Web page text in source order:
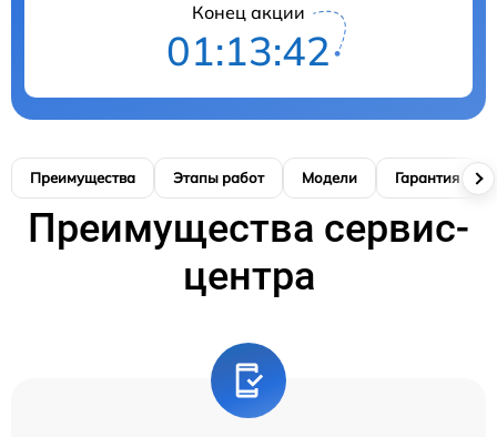
Конец акции
01:13:42
Преимущества Этапы работ Модели Гарантия
Преимущества сервис-
центра